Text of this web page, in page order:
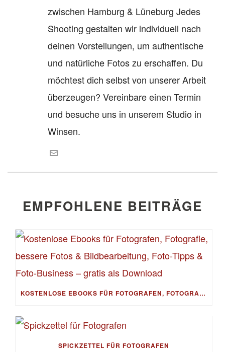
zwischen Hamburg & Lüneburg Jedes
Shooting gestalten wir individuell nach
deinen Vorstellungen, um authentische
und natürliche Fotos zu erschaffen. Du
möchtest dich selbst von unserer Arbeit
überzeugen? Vereinbare einen Termin
und besuche uns in unserem Studio in
Winsen.
EMPFOHLENE BEITRÄGE
KOSTENLOSE EBOOKS FÜR FOTOGRAFEN, FOTOGRAFIE, BESSERE FOTOS & BILDBEARBEITUNG, FOTO-TIPPS & FOTO-BUSINESS – GRATIS ALS DOWNLOAD
SPICKZETTEL FÜR FOTOGRAFEN